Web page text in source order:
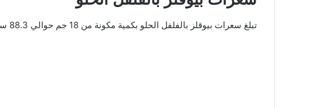
تبلغ سعرات بيوقلز بالفلفل الحلو بكمية مكونة من 18 جم حوالي 88.3 سعرة حرارية، وبتلك الكمية تتوزع سعرات الماكروز بها بالشكل التالي.